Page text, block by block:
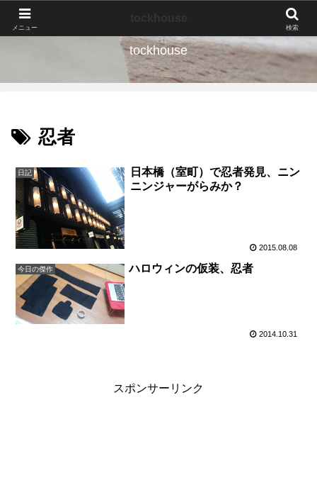
tockhouse
忍者
日記
日本橋（室町）で忍者発見、ニン
ニンジャーがらみか？
2015.08.08
今日の傑作 ハロウィンの仮装、忍者
2014.10.31
スポンサーリンク
メニュー 検索